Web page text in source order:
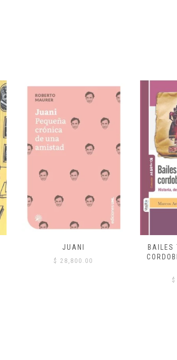
JUANI
$ 28,800.00
BAILES
$